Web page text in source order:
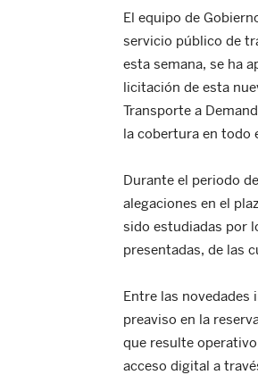
El equipo de
servicio público de
esta semana, se ha
licitación de esta
Transporte a
la cobertura en todo
Durante el periodo
alegaciones en el
sido estudiadas por
presentadas, de las
Entre las
preaviso en la
que resulte
acceso digital a